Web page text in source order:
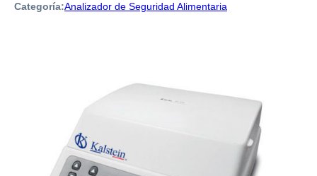
Categoría:Analizador de Seguridad Alimentaria